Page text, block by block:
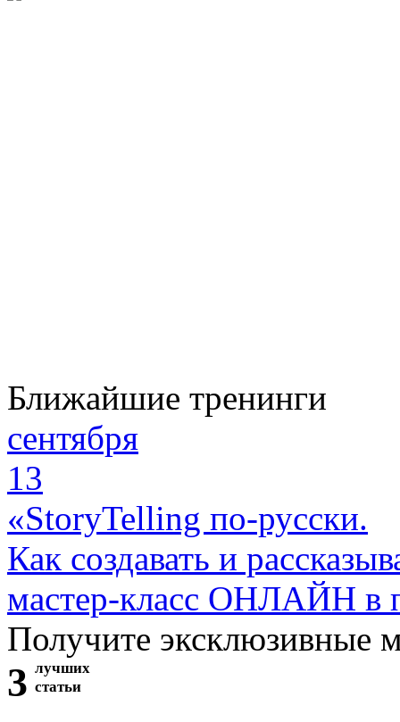
Ближайшие тренинги
сентября
13
«StoryTelling по-русски.
Как создавать и
мастер-класс ОНЛАЙН в
Получите эксклюзивные
3 лучших
статьи